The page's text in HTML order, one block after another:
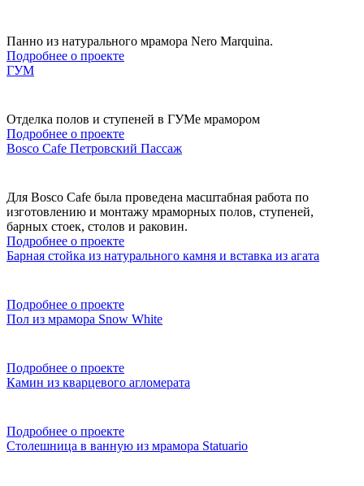
Панно из натурального мрамора Nero Marquina.
Подробнее о проекте
ГУМ
Отделка полов и ступеней в ГУМе мрамором
Подробнее о проекте
Bosco Cafe Петровский Пассаж
Для Bosco Cafe была проведена масштабная работа по
изготовлению и монтажу мраморных полов, ступеней,
барных стоек, столов и раковин.
Подробнее о проекте
Барная стойка из натурального камня и вставка из агата
Подробнее о проекте
Пол из мрамора Snow White
Подробнее о проекте
Камин из кварцевого агломерата
Подробнее о проекте
Столешница в ванную из мрамора Statuario